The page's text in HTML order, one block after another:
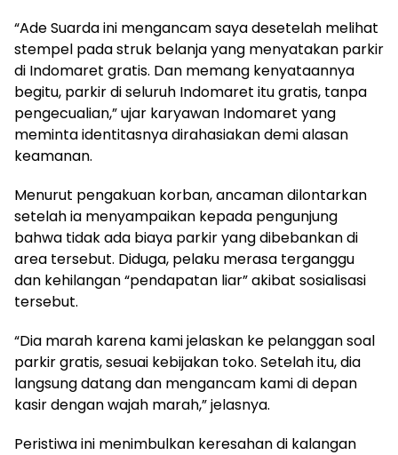
“Ade Suarda ini mengancam saya desetelah melihat
stempel pada struk belanja yang menyatakan parkir
di Indomaret gratis. Dan memang kenyataannya
begitu, parkir di seluruh Indomaret itu gratis, tanpa
pengecualian,” ujar karyawan Indomaret yang
meminta identitasnya dirahasiakan demi alasan
keamanan.
Menurut pengakuan korban, ancaman dilontarkan
setelah ia menyampaikan kepada pengunjung
bahwa tidak ada biaya parkir yang dibebankan di
area tersebut. Diduga, pelaku merasa terganggu
dan kehilangan “pendapatan liar” akibat sosialisasi
tersebut.
“Dia marah karena kami jelaskan ke pelanggan soal
parkir gratis, sesuai kebijakan toko. Setelah itu, dia
langsung datang dan mengancam kami di depan
kasir dengan wajah marah,” jelasnya.
Peristiwa ini menimbulkan keresahan di kalangan